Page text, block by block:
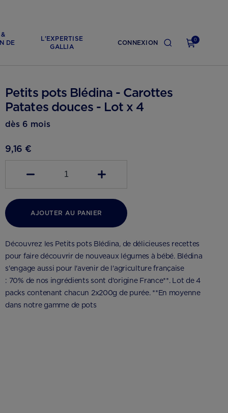
CONNEXION 0
DE
L'EXPERTISE
GALLIA
Petits pots Blédina - Carottes
Patates douces - Lot x 4
dès 6 mois
9,16 €
1
AJOUTER AU PANIER
Découvrez les Petits pots Blédina, de délicieuses recettes
pour faire découvrir de nouveaux légumes à bébé. Blédina
s'engage aussi pour l'avenir de l'agriculture française
: 70% de nos ingrédients sont d'origine France**. Lot de 4
packs contenant chacun 2x200g de purée. **En moyenne
dans notre gamme de pots